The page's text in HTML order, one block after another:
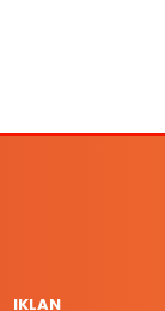
IKLAN